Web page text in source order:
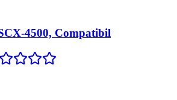
4500, Compatibil